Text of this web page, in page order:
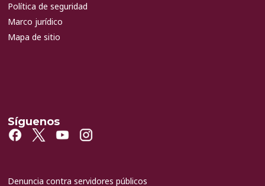
Política de seguridad
Marco jurídico
Mapa de sitio
Síguenos
Denuncia contra servidores públicos